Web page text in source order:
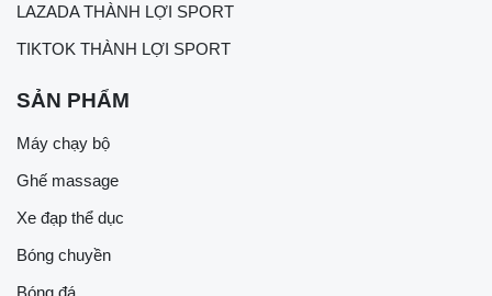
LAZADA THÀNH LỢI SPORT
TIKTOK THÀNH LỢI SPORT
SẢN PHẨM
Máy chạy bộ
Ghế massage
Xe đạp thể dục
Bóng chuyền
Bóng đá